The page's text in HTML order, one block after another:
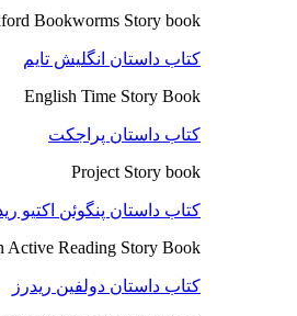
Bookworms Story book
کتاب داستان انگلیش تایم
English Time Story Book
کتاب داستان پراجکت
Project Story book
کتاب داستان پنگوئن اکتیو
Active Reading Story Book
کتاب داستان دولفین ریدرز